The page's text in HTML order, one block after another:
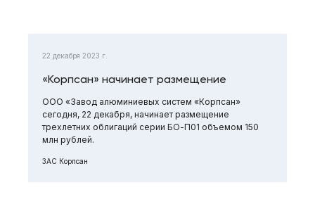
22 декабря 2023 г.
«Корпсан» начинает размещение
ООО «Завод алюминиевых систем «Корпсан»
сегодня, 22 декабря, начинает размещение
трехлетних облигаций серии БО-П01 объемом 150
млн рублей.
ЗАС Корпсан